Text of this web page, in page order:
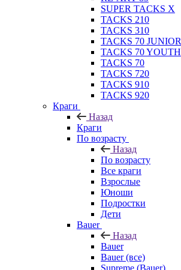
SUPER TACKS X
TACKS 210
TACKS 310
TACKS 70 JUNIOR
TACKS 70 YOUTH
TACKS 70
TACKS 720
TACKS 910
TACKS 920
Краги
Назад
Краги
По возрасту
Назад
По возрасту
Все краги
Взрослые
Юноши
Подростки
Дети
Bauer
Назад
Bauer
Bauer (все)
Supreme (Bauer)